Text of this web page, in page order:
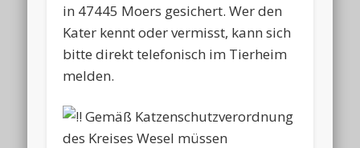
in 47445 Moers gesichert. Wer den
Kater kennt oder vermisst, kann sich
bitte direkt telefonisch im Tierheim
melden.
Gemäß Katzenschutzverordnung
des Kreises Wesel müssen